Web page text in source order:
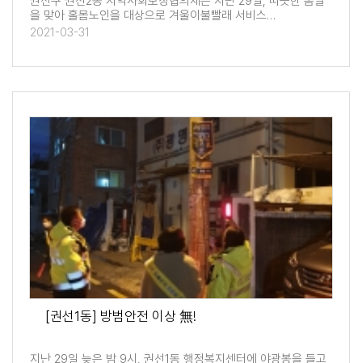
을 맞아 홀몸노인을 대상으로 겨울이불빨래 서비스…
2021-03-31
[권선1동] 방범안전 이상 無!
지난 29일 늦은 밤 9시, 권선1동 행정복지센터에 야광봉을 들고